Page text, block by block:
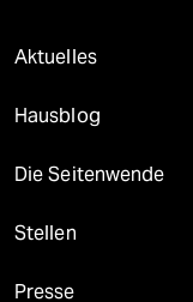
Aktuelles
Hausblog
Die Seitenwende
Stellen
Presse